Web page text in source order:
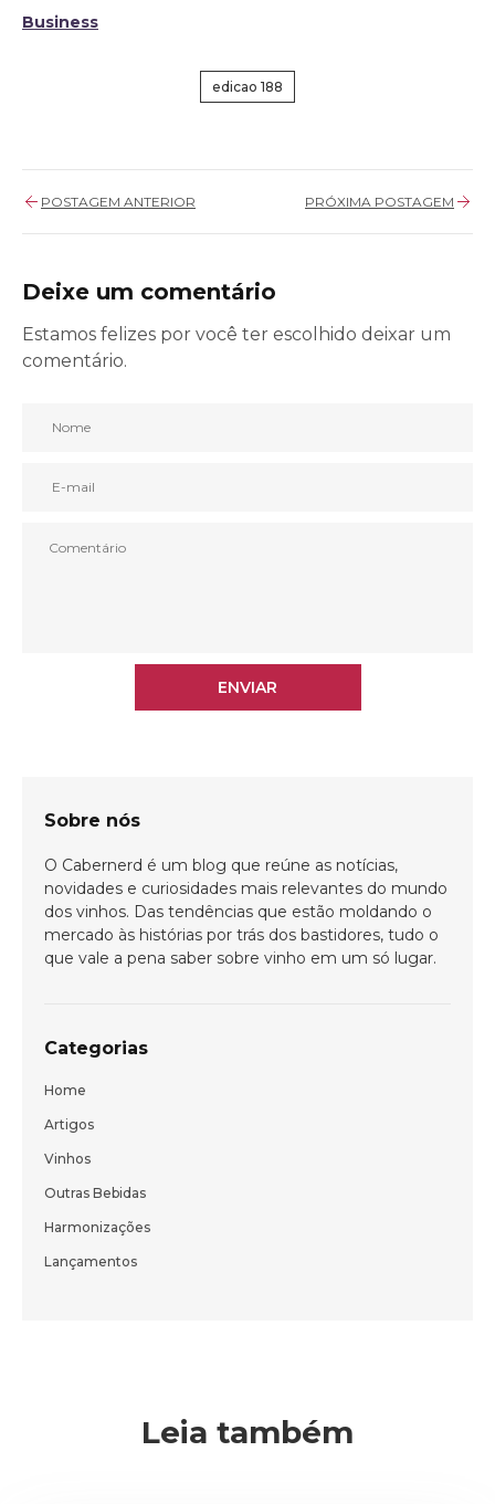
Bem-vindo(a)!
Cadastre-se e receba todas as novidades
Business
edicao 188
POSTAGEM ANTERIOR PRÓXIMA POSTAGEM
Deixe um comentário
Estamos felizes por você ter escolhido deixar um
comentário.
ENVIAR
Sobre nós
O Cabernerd é um blog que reúne as notícias,
novidades e curiosidades mais relevantes do mundo
dos vinhos. Das tendências que estão moldando o
mercado às histórias por trás dos bastidores, tudo o
que vale a pena saber sobre vinho em um só lugar.
Categorias
Home
Artigos
Vinhos
Outras Bebidas
Harmonizações
Lançamentos
Leia também